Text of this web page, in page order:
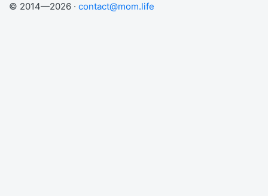
© 2014—2026 · contact@mom.life